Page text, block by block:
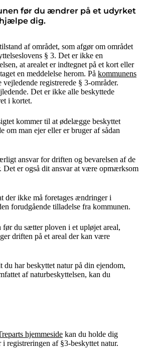
før du ændrer på et udyrket
dig.
af området, som afgør om området
§ 3. Det er ikke en
at arealet er indtegnet på et kort eller
en meddelelse herom. På kommunens
vejledende registrerede § 3-områder.
Det er ikke alle beskyttede
i kortet.
kommer til at ødelægge beskyttet
om man ejer eller er bruger af sådan
ansvar for driften og bevarelsen af de
Det er også dit ansvar at være opmærksom
der ikke må foretages ændringer i
forudgående tilladelse fra kommunen.
du sætter ploven i et upløjet areal,
driften på et areal der kan være
har beskyttet natur på din ejendom,
af naturbeskyttelsen, kan du
hjemmeside kan du holde dig
registreringen af §3-beskyttet natur.